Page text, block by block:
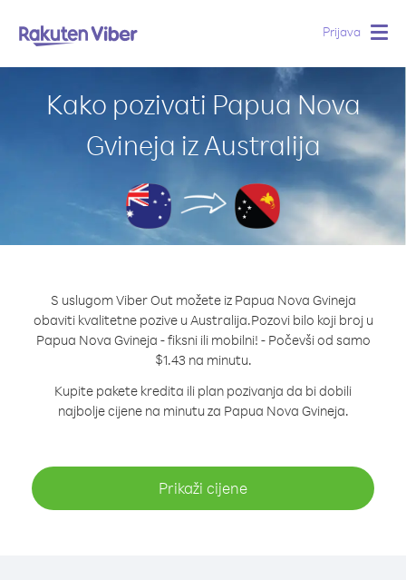
Prijava
Kako pozivati Papua Nova
Gvineja iz Australija
S uslugom Viber Out možete iz Papua Nova Gvineja
obaviti kvalitetne pozive u Australija.Pozovi bilo koji broj u
Papua Nova Gvineja - fiksni ili mobilni! - Počevši od samo
$1.43 na minutu.
Kupite pakete kredita ili plan pozivanja da bi dobili
najbolje cijene na minutu za Papua Nova Gvineja.
Prikaži cijene